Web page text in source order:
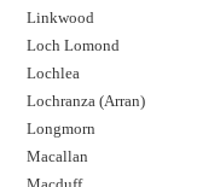
Linkwood
Loch Lomond
Lochlea
Lochranza (Arran)
Longmorn
Macallan
Macduff